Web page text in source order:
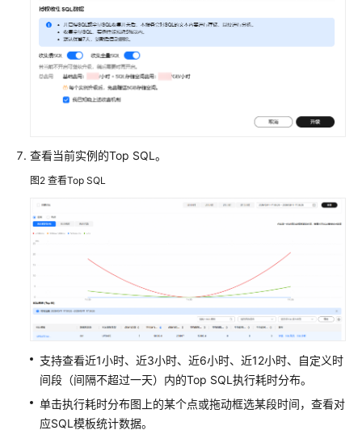
指
选
通
过
予
的
权
限
购
实
例
查看当前实例的Top SQL。
图2 查看Top SQL
支持查看近1小时、近3小时、近6小时、近12小时、自定义时
间段（间隔不超过一天）内的Top SQL执行耗时分布。
单击执行耗时分布图上的某个点或拖动框选某段时间，查看对
应SQL模板统计数据。